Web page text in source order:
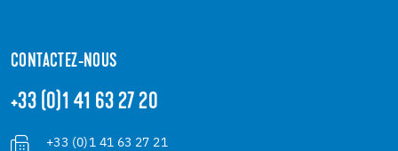
CONTACTEZ-NOUS
+33 (0)1 41 63 27 20
+33 (0)1 41 63 27 21